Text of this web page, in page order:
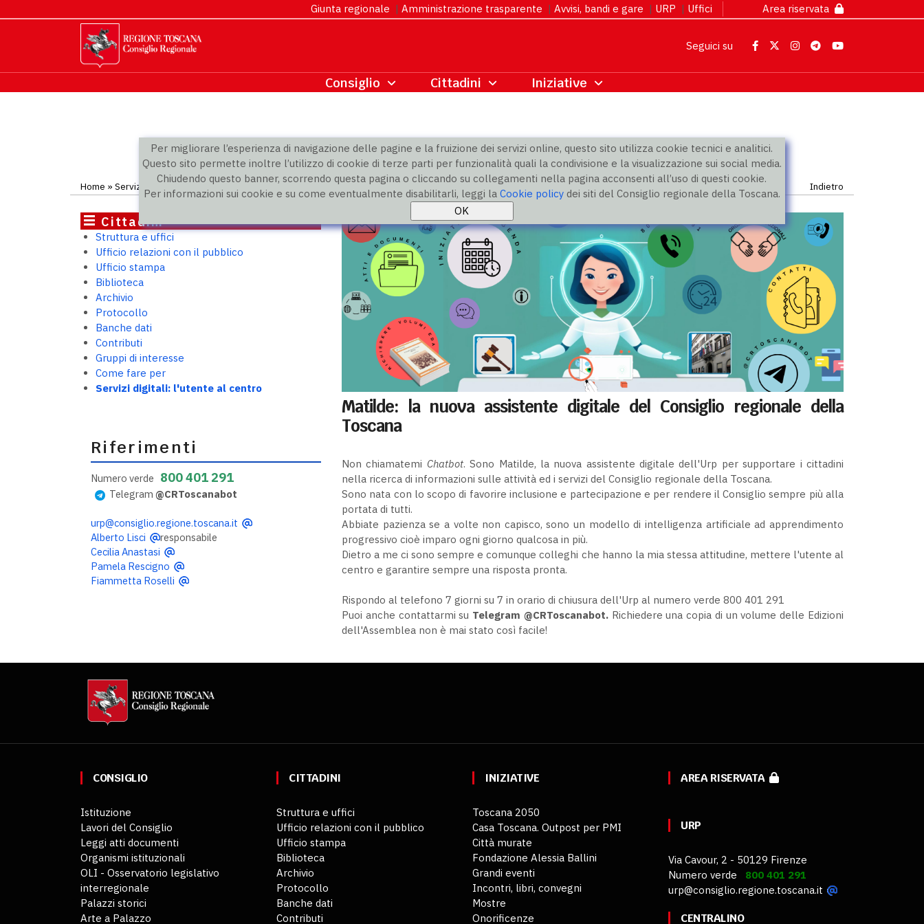
Per migliorare l’esperienza di navigazione delle pagine e la fruizione dei servizi online, questo sito utilizza cookie tecnici e analitici.
Questo sito permette inoltre l’utilizzo di cookie di terze parti per funzionalità quali la condivisione e la visualizzazione sui social media.
Chiudendo questo banner, scorrendo questa pagina o cliccando su collegamenti nella pagina acconsenti all’uso di questi cookie.
Per informazioni sui cookie e su come eventualmente disabilitarli, leggi la Cookie policydei siti del Consiglio regionale della Toscana.
Giunta regionale | Amministrazione trasparente | Avvisi, bandi e gare | URP | Uffici Area riservata
Seguici su
Home » Servizi digitali: l'utente al centro Indietro
Cittadini
Struttura e uffici
Ufficio relazioni con il pubblico
Ufficio stampa
Biblioteca
Archivio
Protocollo
Banche dati
Contributi
Gruppi di interesse
Come fare per
Servizi digitali: l'utente al centro
Riferimenti
Numero verde 800 401 291
Telegram @CRToscanabot
urp@consiglio.regione.toscana.it
Alberto Lisci
responsabile
Cecilia Anastasi
Pamela Rescigno
Fiammetta Roselli
Matilde: la nuova assistente digitale del Consiglio regionale della
Toscana
Non chiamatemi Chatbot. Sono Matilde, la nuova assistente digitale dell'Urp per supportare i cittadini
nella ricerca di informazioni sulle attività ed i servizi del Consiglio regionale della Toscana.
Sono nata con lo scopo di favorire inclusione e partecipazione e per rendere il Consiglio sempre più alla
portata di tutti.
Abbiate pazienza se a volte non capisco, sono un modello di intelligenza artificiale ad apprendimento
progressivo cioè imparo ogni giorno qualcosa in più.
Dietro a me ci sono sempre e comunque colleghi che hanno la mia stessa attitudine, mettere l'utente al
centro e garantire sempre una risposta pronta.
Rispondo al telefono 7 giorni su 7 in orario di chiusura dell'Urp al numero verde 800 401 291
Puoi anche contattarmi su Telegram @CRToscanabot. Richiedere una copia di un volume delle Edizioni
dell'Assemblea non è mai stato così facile!
CONSIGLIO
Istituzione
Lavori del Consiglio
Leggi atti documenti
Organismi istituzionali
OLI - Osservatorio legislativo
interregionale
Palazzi storici
Arte a Palazzo
CITTADINI
Struttura e uffici
Ufficio relazioni con il pubblico
Ufficio stampa
Biblioteca
Archivio
Protocollo
Banche dati
Contributi
INIZIATIVE
Toscana 2050
Casa Toscana. Outpost per PMI
Città murate
Fondazione Alessia Ballini
Grandi eventi
Incontri, libri, convegni
Mostre
Onorificenze
AREA RISERVATA
URP
Via Cavour, 2 - 50129 Firenze
Numero verde 800 401 291
urp@consiglio.regione.toscana.it
CENTRALINO